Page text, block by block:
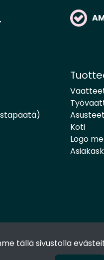
tällä sivustolla
Asusteet
Koti
Logo